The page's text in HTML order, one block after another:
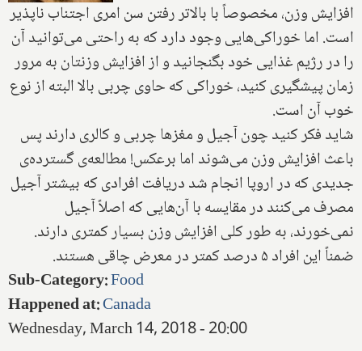
افزایش وزن، مخصوصاً با بالاتر رفتن سن امری اجتناب ناپذیر
است. اما خوراکی‌هایی وجود دارد که به راحتی می‌توانید آن
را در رژیم غذایی خود بگنجانید و از افزایش وزنتان به مرور
زمان پیشگیری کنید، خوراکی که حاوی چربی بالا البته از نوع
خوب آن است.
شاید فکر کنید چون آجیل و مغزها چربی و کالری دارند پس
باعث افزایش وزن می‌شوند اما برعکس! مطالعه‌ی گسترده‌ی
جدیدی که در اروپا انجام شد دریافت افرادی که بیشتر آجیل
مصرف می‌کنند در مقایسه با آن‌هایی که اصلاً آجیل
نمی‌خورند، به طور کلی افزایش وزن بسیار کمتری دارند.
ضمناً این افراد ۵ درصد کمتر در معرض چاقی هستند.
Sub-Category:Food
Happened at:Canada
Wednesday, March 14, 2018 - 20:00